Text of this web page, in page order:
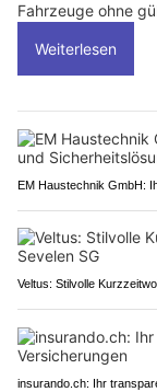
Fahrzeuge ohne
Weiterlesen
EM Haustechnik GmbH:
Veltus: Stilvolle
insurando.ch: Ihr